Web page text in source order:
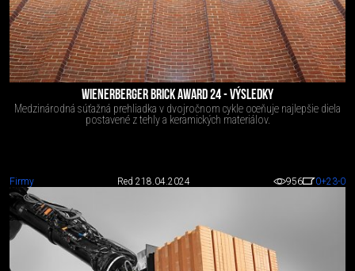
WIENERBERGER BRICK AWARD 24 - VÝSLEDKY
Medzinárodná súťažná prehliadka v dvojročnom cykle oceňuje najlepšie diela
postavené z tehly a keramických materiálov.
Firmy Red 218.04.2024 956 0+23-0